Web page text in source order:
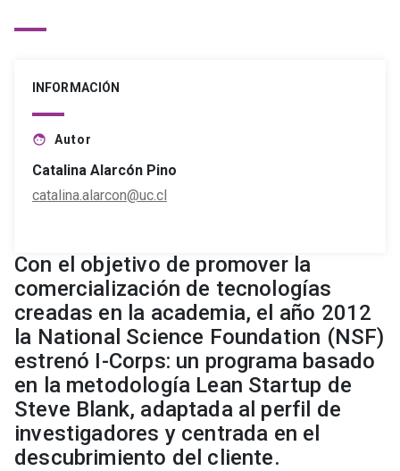
INFORMACIÓN
face Autor
Catalina Alarcón Pino
catalina.alarcon@uc.cl
Con el objetivo de promover la
comercialización de tecnologías
creadas en la academia, el año 2012
la National Science Foundation (NSF)
estrenó I-Corps: un programa basado
en la metodología Lean Startup de
Steve Blank, adaptada al perfil de
investigadores y centrada en el
descubrimiento del cliente.